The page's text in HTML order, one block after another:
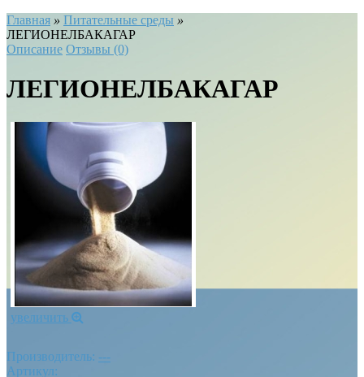
Главная » Питательные среды »
ЛЕГИОНЕЛБАКАГАР
Описание Отзывы (0)
ЛЕГИОНЕЛБАКАГАР
увеличить
Производитель: ---
Артикул: